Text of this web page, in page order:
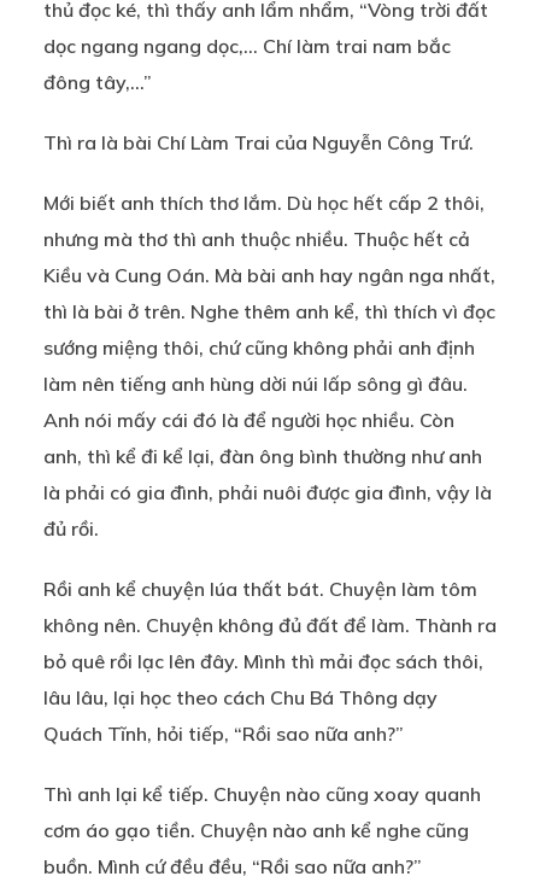
thủ đọc ké, thì thấy anh lẩm nhẩm, “Vòng trời đất
dọc ngang ngang dọc,… Chí làm trai nam bắc
đông tây,…”
Thì ra là bài Chí Làm Trai của Nguyễn Công Trứ.
Mới biết anh thích thơ lắm. Dù học hết cấp 2 thôi,
nhưng mà thơ thì anh thuộc nhiều. Thuộc hết cả
Kiều và Cung Oán. Mà bài anh hay ngân nga nhất,
thì là bài ở trên. Nghe thêm anh kể, thì thích vì đọc
sướng miệng thôi, chứ cũng không phải anh định
làm nên tiếng anh hùng dời núi lấp sông gì đâu.
Anh nói mấy cái đó là để người học nhiều. Còn
anh, thì kể đi kể lại, đàn ông bình thường như anh
là phải có gia đình, phải nuôi được gia đình, vậy là
đủ rồi.
Rồi anh kể chuyện lúa thất bát. Chuyện làm tôm
không nên. Chuyện không đủ đất để làm. Thành ra
bỏ quê rồi lạc lên đây. Mình thì mải đọc sách thôi,
lâu lâu, lại học theo cách Chu Bá Thông dạy
Quách Tĩnh, hỏi tiếp, “Rồi sao nữa anh?”
Thì anh lại kể tiếp. Chuyện nào cũng xoay quanh
cơm áo gạo tiền. Chuyện nào anh kể nghe cũng
buồn. Mình cứ đều đều, “Rồi sao nữa anh?”